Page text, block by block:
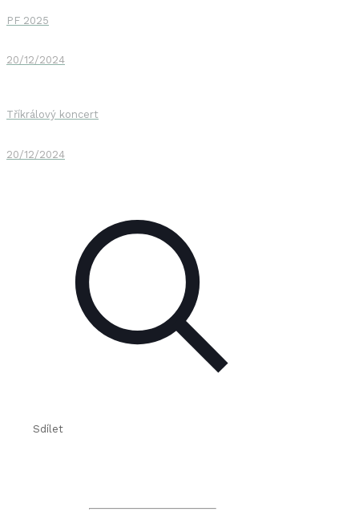
PF 2025
20/12/2024
Tříkrálový koncert
20/12/2024
Sdílet